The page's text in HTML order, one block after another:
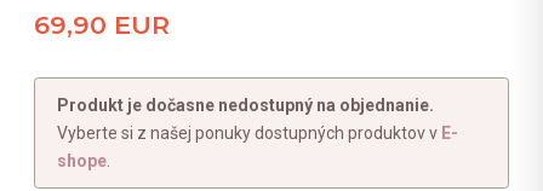
69,90 EUR
Produkt je dočasne nedostupný na objednanie.
Vyberte si z našej ponuky dostupných produktov v E-
shope.